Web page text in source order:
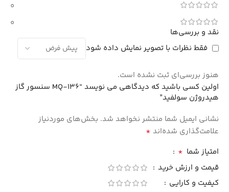
0
0
نقد و بررسی‌ها
فقط نظرات با تصویر نمایش داده شود
هنوز بررسی‌ای ثبت نشده است.
اولین کسی باشید که دیدگاهی می نویسد “MQ-136 سنسور گاز
هیدروژن سولفید”
نشانی ایمیل شما منتشر نخواهد شد. بخش‌های موردنیاز
علامت‌گذاری شده‌اند *
امتیاز شما *
قیمت و ارزش خرید
کیفیت و کارایی